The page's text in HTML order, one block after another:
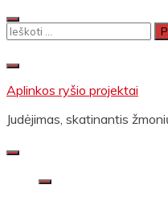
Skip
to
Ieškoti:
Aplinkos ryšio projektai
Judėjimas, skatinantis